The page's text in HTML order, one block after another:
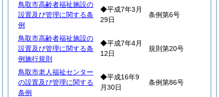
鳥取市高齢者福祉施設の
設置及び管理に関する条
例
◆平成7年3月
29日
条例第6号
鳥取市高齢者福祉施設の
設置及び管理に関する条
例施行規則
◆平成7年4月
12日
規則第20号
鳥取市老人福祉センター
の設置及び管理に関する
条例
◆平成16年9
月30日
条例第86号